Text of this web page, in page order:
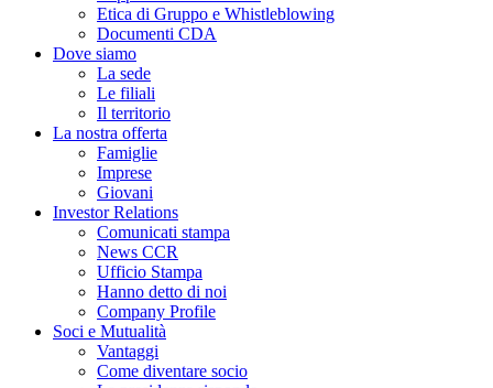
Etica di Gruppo e Whistleblowing
Documenti CDA
Dove siamo
La sede
Le filiali
Il territorio
La nostra offerta
Famiglie
Imprese
Giovani
Investor Relations
Comunicati stampa
News CCR
Ufficio Stampa
Hanno detto di noi
Company Profile
Soci e Mutualità
Vantaggi
Come diventare socio